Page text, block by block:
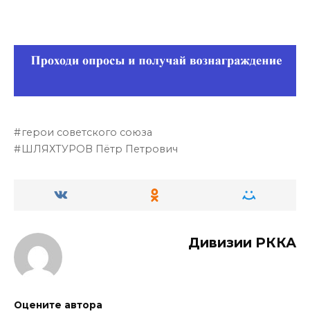
герои советского союза
ШЛЯХТУРОВ Пётр Петрович
Дивизии РККА
Оцените автора